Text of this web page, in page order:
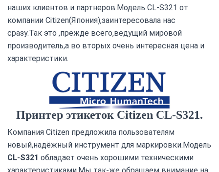
наших клиентов и партнеров.Модель CL-S321 от
компании Citizen(Япония),заинтересовала нас
сразу.Так это ,прежде всего,ведущий мировой
производитель,а во вторых очень интересная цена и
характеристики.
Принтер этикеток Citizen CL-S321.
Компания Citizen предложила пользователям
новый,надёжный инструмент для маркировки.Модель
CL-S321 обладает очень хорошими техническими